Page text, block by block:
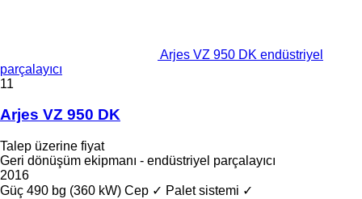
Arjes VZ 950 DK endüstriyel
parçalayıcı
11
Arjes VZ 950 DK
Talep üzerine fiyat
Geri dönüşüm ekipmanı - endüstriyel parçalayıcı
2016
Güç 490 bg (360 kW) Cep ✓ Palet sistemi ✓